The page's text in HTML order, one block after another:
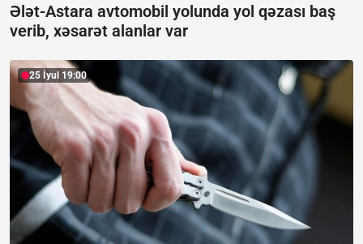
Ələt-Astara avtomobil yolunda yol qəzası baş
verib, xəsarət alanlar var
25 İyul 19:00